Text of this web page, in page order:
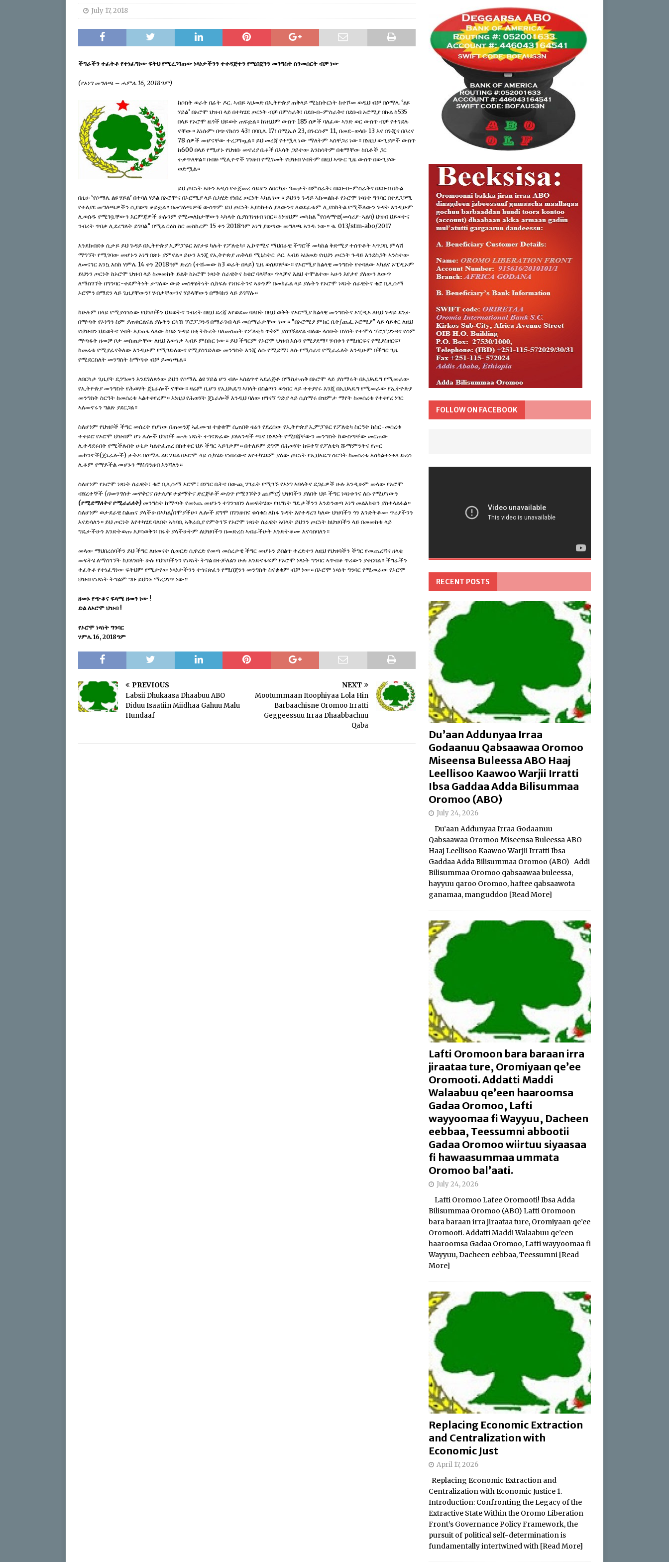
[ April 17, 2026 ] Protection of Media Freedom and Investigative Journalism IBSA
ABO
[ July 24, 2026 ] Du’aan Addunyaa Irraa Godaanuu Qabsaawaa Oromoo Miseensa
Buleessa ABO Haaj Leellisoo Kaawoo Warjii Irratti Ibsa Gaddaa Adda Bilisummaa
July 17, 2018
ችግራችን ተፈትቶ የተነፈግነው ፍትህ የሚረጋገጠው ነጻነታችንን ተቀዳጅተን የሚበጀንን መንግስት ስንመሰርት ብቻ ነው
(የኦነግ መግለጫ – ሓምሌ 16, 2018ዓም)
ከሶስት ወራት በፊት ዶር. ኣብይ ኣህመድ በኢትዮጵያ ጠቅላይ ሚኒስትርነት ከተሾመ ወዲህ ብቻ በሶማሌ ‘ልዩ
ሃይል’ በኦሮሞ ህዝብ ላይ በተካሄደ ጦርነት ብቻ በምስራቅ፣ በደቡብ-ምስራቅና በደቡብ ኦሮሚያ በኩል ከ535
በላይ የኦሮሞ ዜጎች ህይወት ጠፍቷል። ከነዚህም ውስጥ 185 ሰዎች ባለፈው ኣንድ ወር ውስጥ ብቻ የተገደሉ
ናቸው። እነሱም፡ በጭናክሰን 43፣ በባቢሌ 17፣ በሚኤሶ 23, በጉርሱም 11, በመደ-ወላቡ 13 እና በጉጂና በቦረና
78 ሰዎች መሆናቸው ተረጋግጧል። ይህ መረጃ የተሟላ ነው ማለትም ኣስቸጋሪ ነው። በነዚህ ውጊያዎች ውስጥ
ከ600 በላይ የሚሆኑ የህዝቡ መኖሪያ ቤቶች በእሳት ጋይተው እንስሳትም በቁማቸው ከቤቶች ጋር
ተቃጥለዋል። በብዙ ሚሊዮኖች ገንዘብ የሚገመት የህዝብ ሃብትም በዚህ ኣጭር ጊዜ ውስጥ በውጊያው
ወድሟል።
ይህ ጦርነት ኣሁን ኣዲስ የተጀመረ ሳይሆን ለበርካታ ዓመታት በምስራቅ፣ በደቡብ-ምስራቅና በደቡብ በኩል
በዚሁ ‘የሶማሌ ልዩ ሃይል’ በተባለ ሃይል በኦሮሞና በኦሮሚያ ላይ ሲካሄድ የነበረ ጦርነት ኣካል ነው። ይህንን ጉዳይ ኣስመልክቶ የኦሮሞ ነጻነት ግንባር በተደጋጋሚ
የተለያዩ መግለጫዎችን ሲያወጣ ቆይቷል። በመግለጫዎቹ ውስጥም ይህ ጦርነት እያስከተለ ያለውንና ለወደፊቱም ሊያስከትል የሚችለውን ጉዳት እንዲሁም
ሊወሰዱ የሚገቧቸውን እርምጃዎች ሁሉንም የሚመለከታቸውን ኣካላት ሲያስገነዝብ ነበር። ከነዝህም መካከል “የሰላማዊ(መሳሪያ-ኣልባ) ህዝብ ህይወትና
ንብረት ጥበቃ ሊደረግለት ይገባል” በሚል ርዕስ ስር መስከረም 15 ቀን 2018ዓም ኦነግ ያወጣው መግለጫ ኣንዱ ነው። ቁ. 013/stm-abo/2017
እንደክብደቱ ሲታይ ይህ ጉዳይ በኢትዮጵያ ኢምፓዬር እየታዩ ካሉት የፖለቲካ፣ ኢኮኖሚና ማህበራዊ ችግሮች መካከል ቅድሚያ ተሰጥቶት ኣጥጋቢ ምላሽ
ማግኘት የሚገባው መሆኑን ኦነግ በጽኑ ያምናል። ይሁን እንጂ የኢትዮጵያ ጠቅላይ ሚኒስትር ዶር. ኣብይ ኣህመድ የዚህን ጦርነት ጉዳይ እንደስጋት ኣንስተው
ለመናገር እንኳ እስከ ሃምሌ 14 ቀን 2018ዓም ድረስ (ተሹመው ከ3 ወራት በላይ) ጊዜ ወሰደባቸው። የኦሮሚያ ክልላዊ መንግስት የተባለው ኣካልና ኦፒዲኦም
ይህንን ጦርነት ከኦሮሞ ህዝብ ላይ ከመመከት ይልቅ ከኦሮሞ ነጻነት ሰራዊትና ከቄሮ ባላቸው ጥላቻና እልህ ተሞልተው ኣሁን እየታየ ያለውን ለውጥ
ለማስገኘት በግንባር-ቀደምትነት ታግለው ውድ መስዋዕትነት ሲከፍሉ የነበሩትንና ኣሁንም በመክፈል ላይ ያሉትን የኦሮሞ ነጻነት ሰራዊትና ቄሮ ቢሊሱማ
ኦሮሞን በማደን ላይ ጊዜያቸውን፣ ሃብታቸውንና ሃይላቸውን በማባከን ላይ ይገኛሉ።
ከሁሉም በላይ የሚያሳዝነው የህዝባችን ህይወትና ንብረት በዚህ ደረጃ እየወደመ ባለበት በዚህ ወቅት የኦሮሚያ ክልላዊ መንግስትና ኦፒዲኦ ለዚህ ጉዳይ ደንታ
በማጣት የኦነግን ስም ያጠቁርልናል ያሉትን ርካሽ ፕሮፓጋንዳ በማራገብ ላይ መሰማራታቸው ነው። “በኦሮሚያ ምክር ቤት/ጨፌ ኦሮሚያ” ላይ ሳይቀር ለዚህ
የህዝብን ህይወትና ሃብት እያጠፋ ላለው ከባድ ጉዳይ በቂ ትኩረት ባለመስጠት የፖለቲካ ጥቅም ያስገኝልናል ብለው ላሰቡት በሃሰት የተሞላ ፕሮፓጋንዳና የስም
ማጣፋት ዘመቻ ቦታ መስጠታቸው ለዚህ እውነታ ኣብይ ምስክር ነው። ይህ ችግርም የኦሮሞ ህዝብ እሱን የሚያደማ፣ ሃብቱን የሚዘርፍና የሚያስዘርፍ፣
ከመሬቱ የሚያፈናቅለው እንዲሁም የሚገድለውና የሚያስገድለው መንግስት እንጂ ለሱ የሚደማ፣ ለሱ የሚሰራና የሚራራለት እንዲሁም በችግር ጊዜ
የሚደርስለት መንግስት ከማጣቱ ብቻ ይመነጫል።
ለበርካታ ጊዜያት ደጋግመን እንደገለጽነው ይህን የሶማሌ ልዩ ሃይል ሆን ብሎ ኣሰልጥኖ ኣደራጅቶ በማስታጠቅ በኦሮሞ ላይ ያሰማሩት በኢህኣዴግ የሚመራው
የኢትዮጵያ መንግስት የሕወሃት ጄኔራሎች ናቸው። ዛሬም ቢሆን የኢህኣዴግ ኣባላት በስልጣን ወንበር ላይ ተቀያየሩ እንጂ በኢህኣዴግ የሚመራው የኢትዮጵያ
መንግስት ስርዓት ከመሰረቱ ኣልተቀየረም። እነዚህ የሕወሃት ጄኔራሎች እንዲህ ባለው ዘግናኝ ግድያ ላይ ሲሰማሩ በዝምታ ማየት ከመሰረቱ የተቀየረ ነገር
ኣለመኖሩን ግልጽ ያደርጋል።
ስለሆነም የህዝቦች ችግር መሰረት የሆነው በጠመንጃ ኣፈሙዝ ተቋቁሞ ሲጠበቅ ዛሬን የደረሰው የኢትዮጵያ ኢምፓዬር የፖለቲካ ስርዓት ከስር-መሰረቱ
ተቀይሮ የኦሮሞ ህዝብም ሆነ ሌሎች ህዝቦች ሙሉ ነጻነት ተጎናጽፈው ያለኣንዳች ጫና በነጻነት የሚበጃቸውን መንግስት ከውስጣቸው መርጠው
ሊተዳደሩበት የሚችሉበት ሁኔታ ካልተፈጠረ በስተቀር ህይ ችግር ኣይገታም። በተለይም ደግሞ በሕወሃት ከፍተኛ የፖለቲካ ሹማምንትና የጦር
መኮንኖች(ጄኔራሎች) ታቅዶ በሶማሌ ልዩ ሃይል በኦሮሞ ላይ ሲካሄድ የነበረውና እየተካሄደም ያለው ጦርነት የኢህኣዴግ ስርዓት ከመሰረቱ እስካልተነቀለ ድረስ
ሊቆም የማይችል መሆኑን ማስገንዘብ እንሻለን።
ስለሆነም የኦሮሞ ነጻነት ሰራዊት፣ ቄሮ ቢሊሱማ ኦሮሞ፣ በሃገር ቤትና በውጪ ሃገራት የሚገኙ የኦነግ ኣባላትና ደጋፊዎች ሁሉ እንዲሁም መላው የኦሮሞ
ብሄረተኞች (በመንግስት መዋቅርና በተለያዩ ተቋማትና ድርጅቶች ውስጥ የሚገኙትን ጨምሮ) ህዝባችን ያለበት ህይ ችግር ነጻነቱንና ለሱ የሚሆነውን
(የሚደማለትና የሚራራለት) መንግስት ከማጣት የመነጨ መሆኑን ተገንዝበን ለመፍትሄው የዜግነት ግዴታችንን እንድንወጣ ኦነግ መልእክቱን ያስተላልፋል።
ስለሆነም ወታደራዊ ስልጠና ያላችሁ በኣካል/በሞያችሁ፣ ሌሎች ደግሞ በገንዘብና ቁሳቁስ ለከፋ ጉዳት እየተዳረገ ካለው ህዝባችን ጎን እንድትቆሙ ጥሪያችንን
እናድሳለን። ይህ ጦርነት እየተካሄደ ባለበት ኣካባቢ ኣቅራቢያ የምትገኙ የኦሮሞ ነጻነት ሰራዊት ኣባላት ይህንን ጦርነት ከህዝባችን ላይ በመመከቱ ላይ
ግዴታችሁን እንድትወጡ እያሳወቅን፡ በሩቅ ያላችሁትም ለህዝባችን በመድረስ ኣብራችሁት እንድትቆሙ እናሳስባለን።
መላው ማህበረሰባችን ይህ ችግር ለዘመናት ሲወርድ ሲዋረድ የመጣ መሰረታዊ ችግር መሆኑን ይበልጥ ተረድተን ለዚህ የህዝባችን ችግር የመጨረሻና ዘላቂ
መፍትሄ ለማስገኘት ከያለንበት ሁሉ የህዝባችንን የነጻነት ትግል በተቻለልን ሁሉ እንድናፋፍም የኦሮሞ ነጻነት ግንባር ኣጥብቆ ጥሪውን ያቀርባል። ችግራችን
ተፈትቶ የተነፈግነው ፍትህም የሚታየው ነጻነታችንን ተጎናጽፈን የሚበጀንን መንግስት ስናቋቁም ብቻ ነው። በኦሮሞ ነጻነት ግንባር የሚመራው የኦሮሞ
ህዝብ የነጻነት ትግልም ግቡ ይህንኑ ማረጋገጥ ነው።
ዘመኑ የጭቆና ፍጻሜ ዘመን ነው !
ድል ለኦሮሞ ህዝብ !
የኦሮሞ ነጻነት ግንባር
ሃምሌ 16, 2018ዓም
PREVIOUS
Labsii Dhukaasa Dhaabuu ABO
Diduu Isaatiin Miidhaa Gahuu Malu
Hundaaf
NEXT
Mootummaan Itoophiyaa Lola Hin
Barbaachisne Oromoo Irratti
Geggeessuu Irraa Dhaabbachuu
Qaba
FOLLOW ON FACEBOOK
RECENT POSTS
Du’aan Addunyaa Irraa
Godaanuu Qabsaawaa Oromoo
Miseensa Buleessa ABO Haaj
Leellisoo Kaawoo Warjii Irratti
Ibsa Gaddaa Adda Bilisummaa
Oromoo (ABO)
July 24, 2026
Du’aan Addunyaa Irraa Godaanuu
Qabsaawaa Oromoo Miseensa Buleessa ABO
Haaj Leellisoo Kaawoo Warjii Irratti Ibsa
Gaddaa Adda Bilisummaa Oromoo (ABO) Addi
Bilisummaa Oromoo qabsaawaa buleessa,
hayyuu qaroo Oromoo, haftee qabsaawota
ganamaa, manguddoo [Read More]
Lafti Oromoon bara baraan irra
jiraataa ture, Oromiyaan qe’ee
Oromooti. Addatti Maddi
Walaabuu qe’een haaroomsa
Gadaa Oromoo, Lafti
wayyoomaa fi Wayyuu, Dacheen
eebbaa, Teessumni abbootii
Gadaa Oromoo wiirtuu siyaasaa
fi hawaasummaa ummata
Oromoo bal’aati.
July 24, 2026
Lafti Oromoo Lafee Oromooti! Ibsa Adda
Bilisummaa Oromoo (ABO) Lafti Oromoon
bara baraan irra jiraataa ture, Oromiyaan qe’ee
Oromooti. Addatti Maddi Walaabuu qe’een
haaroomsa Gadaa Oromoo, Lafti wayyoomaa fi
Wayyuu, Dacheen eebbaa, Teessumni [Read
More]
Replacing Economic Extraction
and Centralization with
Economic Just
April 17, 2026
Replacing Economic Extraction and
Centralization with Economic Justice 1.
Introduction: Confronting the Legacy of the
Extractive State Within the Oromo Liberation
Front’s Governance Policy Framework, the
pursuit of political self-determination is
fundamentally intertwined with [Read More]